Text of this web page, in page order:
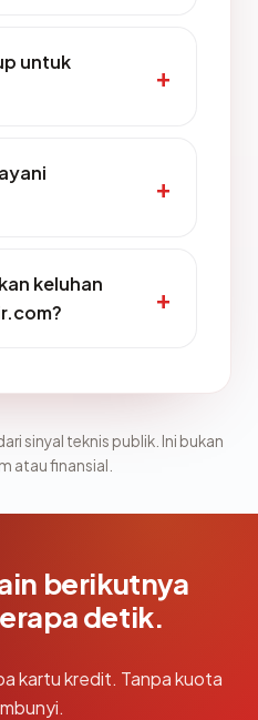
untuk
keluhan
sinyal teknis publik. Ini bukan
atau finansial.
berikutnya
detik.
kartu kredit. Tanpa kuota